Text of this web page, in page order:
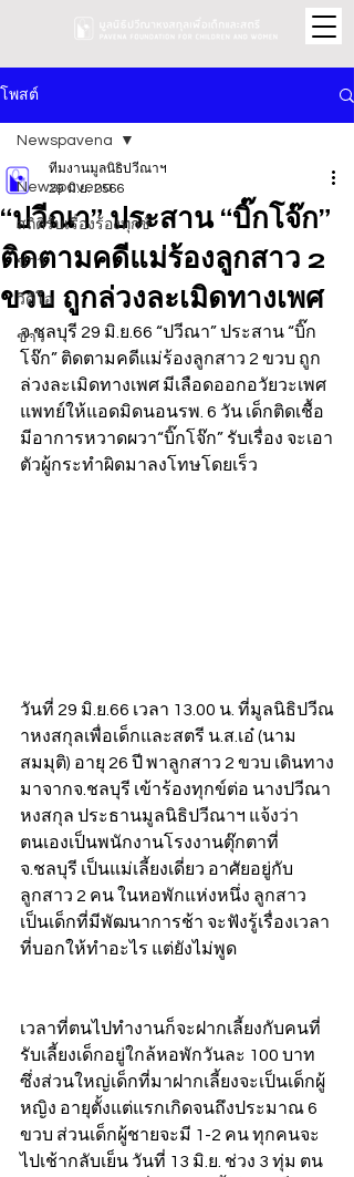
โพสต์
Newspavena
สถิติรับเรื่องร้องทุกข์
ข่าว
วิดีโอ
ข่าว
Newspavena
“ปวีณา” ประสาน “บิ๊กโจ๊ก”
ติดตามคดีแม่ร้องลูกสาว 2
ขวบ ถูกล่วงละเมิดทางเพศ
ทีมงานมูลนิธิปวีณาฯ
29 มิ.ย. 2566
จ.ชลบุรี 29 มิ.ย.66 “ปวีณา” ประสาน “บิ๊ก
โจ๊ก” ติดตามคดีแม่ร้องลูกสาว 2 ขวบ ถูก
ล่วงละเมิดทางเพศ มีเลือดออกอวัยวะเพศ
แพทย์ให้แอดมิดนอนรพ. 6 วัน เด็กติดเชื้อ
มีอาการหวาดผวา“บิ๊กโจ๊ก” รับเรื่อง จะเอา
ตัวผู้กระทำผิดมาลงโทษโดยเร็ว
วันที่ 29 มิ.ย.66 เวลา 13.00 น. ที่มูลนิธิปวีณ
าหงสกุลเพื่อเด็กและสตรี น.ส.เอ๋ (นาม
สมมุติ) อายุ 26 ปี พาลูกสาว 2 ขวบ เดินทาง
มาจากจ.ชลบุรี เข้าร้องทุกข์ต่อ นางปวีณา
หงสกุล ประธานมูลนิธิปวีณาฯ แจ้งว่า
ตนเองเป็นพนักงานโรงงานตุ๊กตาที่
จ.ชลบุรี เป็นแม่เลี้ยงเดี่ยว อาศัยอยู่กับ
ลูกสาว 2 คน ในหอพักแห่งหนึ่ง ลูกสาว
เป็นเด็กที่มีพัฒนาการช้า จะฟังรู้เรื่องเวลา
ที่บอกให้ทำอะไร แต่ยังไม่พูด
เวลาที่ตนไปทำงานก็จะฝากเลี้ยงกับคนที่
รับเลี้ยงเด็กอยู่ใกล้หอพักวันละ 100 บาท
ซึ่งส่วนใหญ่เด็กที่มาฝากเลี้ยงจะเป็นเด็กผู้
หญิง อายุตั้งแต่แรกเกิดจนถึงประมาณ 6
ขวบ ส่วนเด็กผู้ชายจะมี 1-2 คน ทุกคนจะ
ไปเช้ากลับเย็น วันที่ 13 มิ.ย. ช่วง 3 ทุ่ม ตน